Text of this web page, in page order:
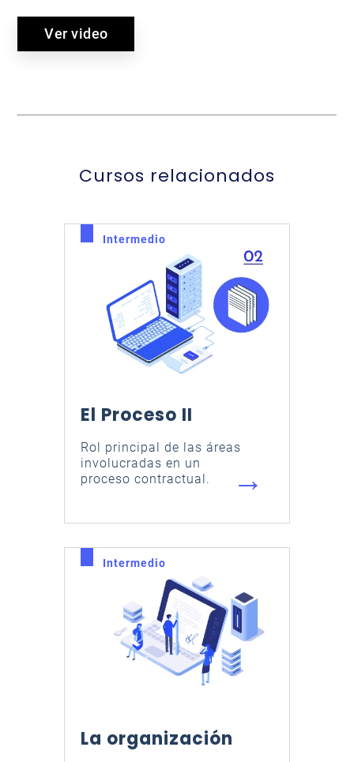
Ver video
Cursos relacionados
Intermedio
El Proceso II
Rol principal de las áreas
involucradas en un
proceso contractual.
→
Intermedio
La organización